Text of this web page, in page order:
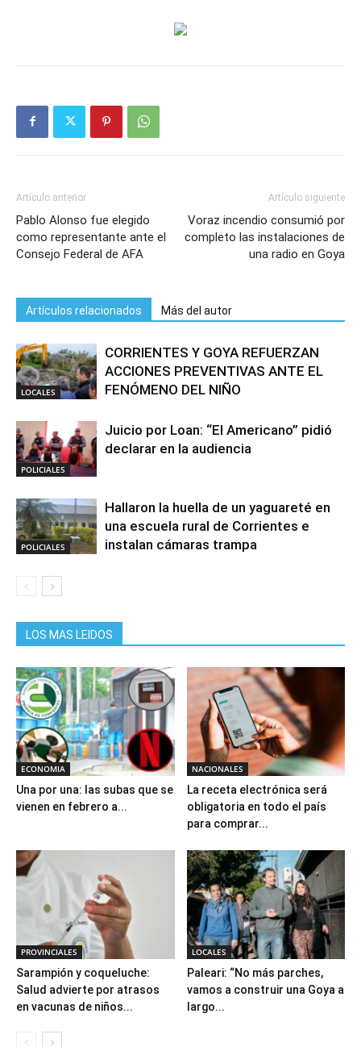
Artículo anterior
Pablo Alonso fue elegido
como representante ante el
Consejo Federal de AFA
Artículo siguiente
Voraz incendio consumió por
completo las instalaciones de
una radio en Goya
Artículos relacionados Más del autor
LOCALES
CORRIENTES Y GOYA REFUERZAN
ACCIONES PREVENTIVAS ANTE EL
FENÓMENO DEL NIÑO
POLICIALES
Juicio por Loan: “El Americano” pidió
declarar en la audiencia
POLICIALES
Hallaron la huella de un yaguareté en
una escuela rural de Corrientes e
instalan cámaras trampa
LOS MAS LEIDOS
ECONOMIA
Una por una: las subas que se
vienen en febrero a...
NACIONALES
La receta electrónica será
obligatoria en todo el país
para comprar...
PROVINCIALES
Sarampión y coqueluche:
Salud advierte por atrasos
en vacunas de niños...
LOCALES
Paleari: “No más parches,
vamos a construir una Goya a
largo...